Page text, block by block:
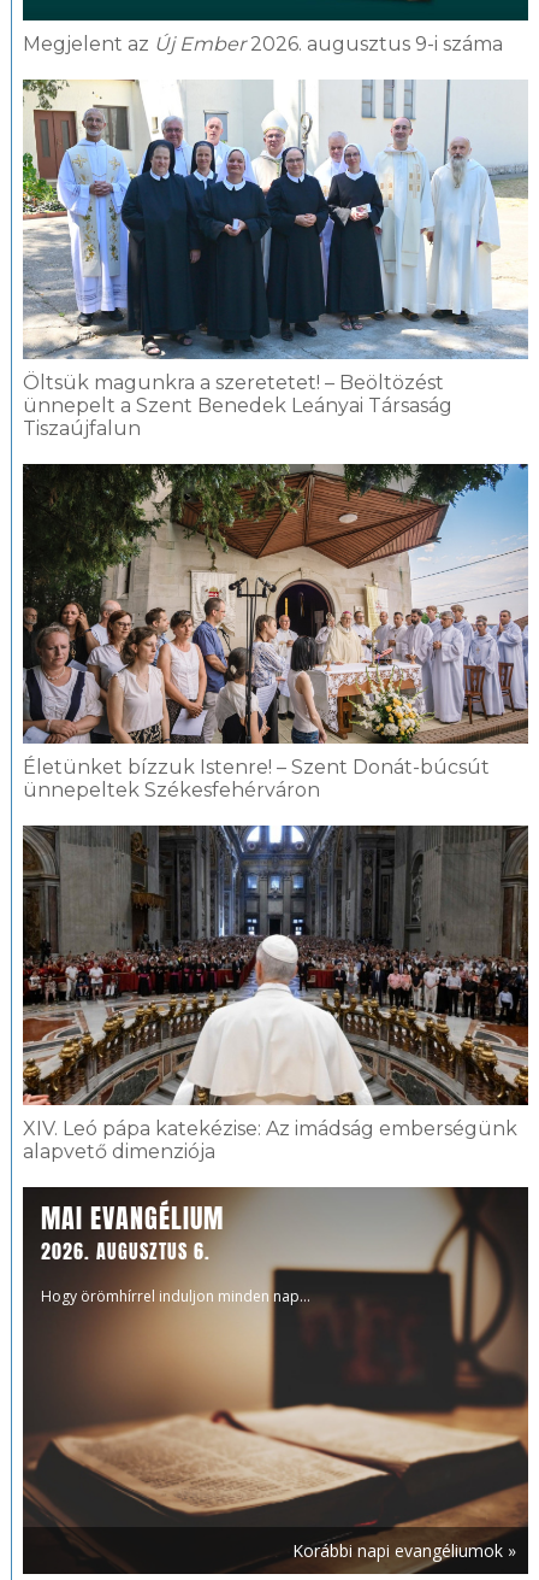
Megjelent az Új Ember2026. augusztus 9-i száma
Öltsük magunkra a szeretetet! – Beöltözést
ünnepelt a Szent Benedek Leányai Társaság
Tiszaújfalun
Életünket bízzuk Istenre! – Szent Donát-búcsút
ünnepeltek Székesfehérváron
XIV. Leó pápa katekézise: Az imádság emberségünk
alapvető dimenziója
MAI EVANGÉLIUM
2026. AUGUSZTUS 6.
Hogy örömhírrel induljon minden nap...
Korábbi napi evangéliumok »